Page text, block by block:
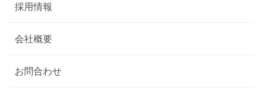
採用情報
会社概要
お問合わせ